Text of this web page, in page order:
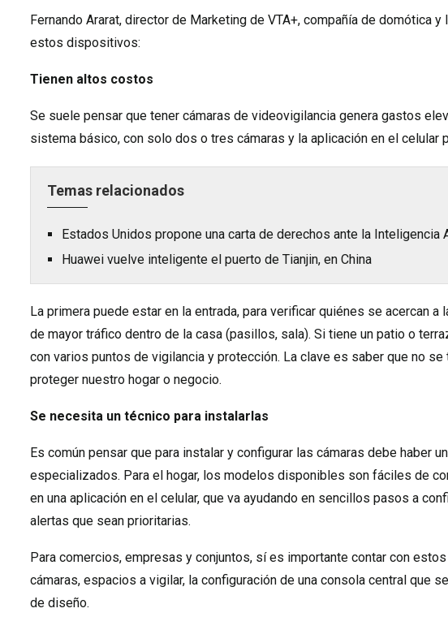
Fernando Ararat, director de Marketing de VTA+, compañía de domótica
estos dispositivos:
Tienen altos costos
Se suele pensar que tener cámaras de videovigilancia genera gastos
sistema básico, con solo dos o tres cámaras y la aplicación en el celular
Temas relacionados
Estados Unidos propone una carta de derechos ante la Inteligencia
Huawei vuelve inteligente el puerto de Tianjin, en China
La primera puede estar en la entrada, para verificar quiénes se acercan
de mayor tráfico dentro de la casa (pasillos, sala). Si tiene un patio o
con varios puntos de vigilancia y protección. La clave es saber que no
proteger nuestro hogar o negocio.
Se necesita un técnico para instalarlas
Es común pensar que para instalar y configurar las cámaras debe haber
especializados. Para el hogar, los modelos disponibles son fáciles de
en una aplicación en el celular, que va ayudando en sencillos pasos a
alertas que sean prioritarias.
Para comercios, empresas y conjuntos, sí es importante contar con
cámaras, espacios a vigilar, la configuración de una consola central que
de diseño.